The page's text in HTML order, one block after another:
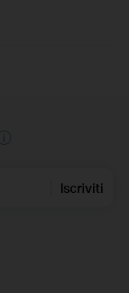
Iscriviti